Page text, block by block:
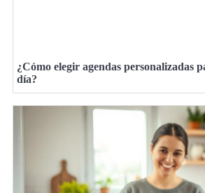
¿Cómo elegir agendas personalizadas
día?